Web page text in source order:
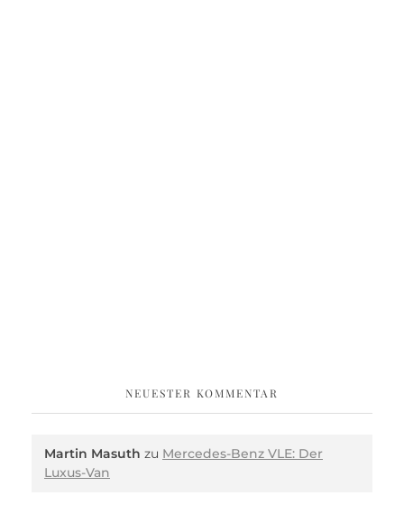
NEUESTER KOMMENTAR
Martin Masuth zu Mercedes-Benz VLE: Der
Luxus-Van